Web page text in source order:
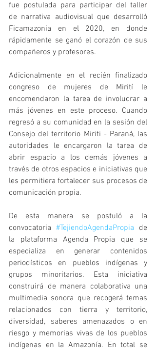
fue postulada para participar del taller
de narrativa audiovisual que desarrolló
Ficamazonia en el 2020, en donde
rápidamente se ganó el corazón de sus
compañeros y profesores.
Adicionalmente en el recién finalizado
congreso de mujeres de Mirití le
encomendaron la tarea de involucrar a
más jóvenes en este proceso. Cuando
regresó a su comunidad en la sesión del
Consejo del territorio Miriti - Paraná, las
autoridades le encargaron la tarea de
abrir espacio a los demás jóvenes a
través de otros espacios e iniciativas que
les permitiera fortalecer sus procesos de
comunicación propia.
De esta manera se postuló a la
convocatoria #TejiendoAgendaPropia de
la plataforma Agenda Propia que se
especializa en generar contenidos
periodísticos en pueblos indígenas y
grupos minoritarios. Esta iniciativa
construirá de manera colaborativa una
multimedia sonora que recogerá temas
relacionados con tierra y territorio,
diversidad, saberes amenazados o en
riesgo y memorias vivas de los pueblos
indígenas en la Amazonía. En total se